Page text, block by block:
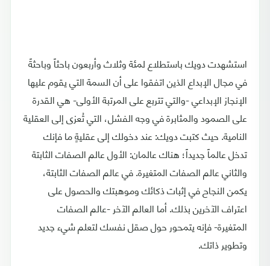
استشهدت دويك باستطلاع لمئة وثلاث وأربعون باحثاً وباحثةً
في مجال الإبداع الذين اتفقوا على أن السمة التي يقوم عليها
الإنجاز الإبداعي -والتي تتربع على المرتبة الأولى- هي القدرة
على الصمود والمثابرة في وجه الفشل، التي تُعزى إلى العقلية
النامية. حيث كتبت دويك: عند دخولك إلى عقليةٍ ما فإنك
تدخل عالماً جديداً؛ هناك عالمان: الأول عالم الصفات الثابتة
والثاني عالم الصفات المتغيرة. في عالم الصفات الثابتة،
يكمن النجاح في إثبات ذكائك وموهبتك والحصول على
اعتراف الآخرين بذلك. أما العالم الآخر -عالم الصفات
المتغيرة- فإنه يتمحور حول صقل نفسك لتعلم شيء جديد
وتطوير ذاتك.